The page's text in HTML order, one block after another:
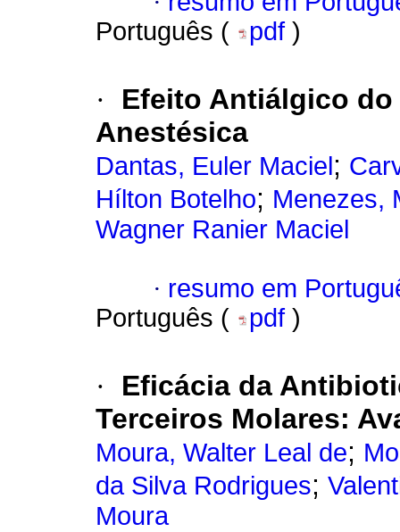
Português (
pdf )
·
Efeito Antiálgico do
Anestésica
Dantas, Euler Maciel ;
Hílton Botelho; Menezes,
Wagner Ranier Maciel
· resumo em
Português (
pdf )
·
Eficácia da
Terceiros Molares:
Moura, Walter Leal de;
da Silva Rodrigues;
Moura